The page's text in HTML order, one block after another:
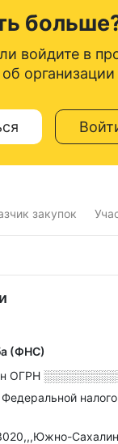
войдите в
организации
закупок
(ФНС)
ОГРН